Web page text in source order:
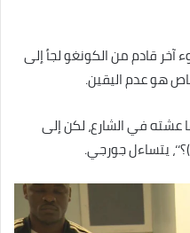
آخر قادم من الكونغو لجأ إلى
هو عدم اليقين.
عشته في الشارع، لكن إلى
يتساءل جورجي.